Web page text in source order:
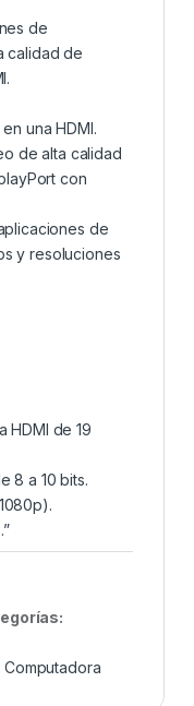
de
calidad de
una HDMI.
de alta calidad
con
de
y resoluciones
HDMI de 19
8 a 10 bits.